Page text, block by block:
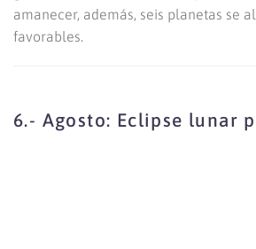
amanecer, además, seis planetas se
favorables.
6.- Agosto: Eclipse lunar